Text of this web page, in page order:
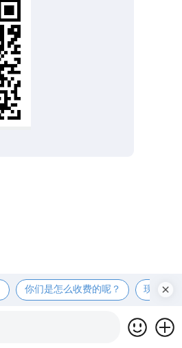
你们是怎么收费的呢？ 现在有